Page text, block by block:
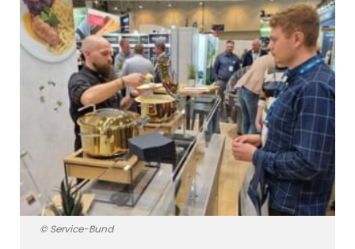
© Service-Bund